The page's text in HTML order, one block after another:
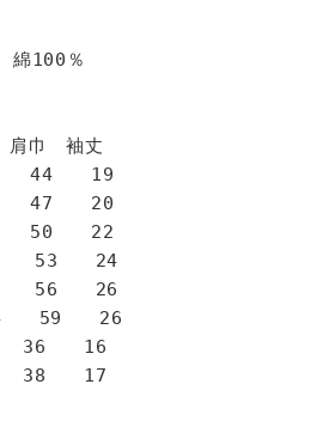
100％
袖丈
19
20
22
53 24
56 26
59 26
36 16
38 17